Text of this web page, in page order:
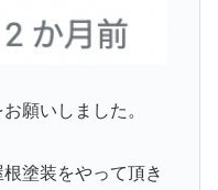
願いしました。
塗装をやって頂き